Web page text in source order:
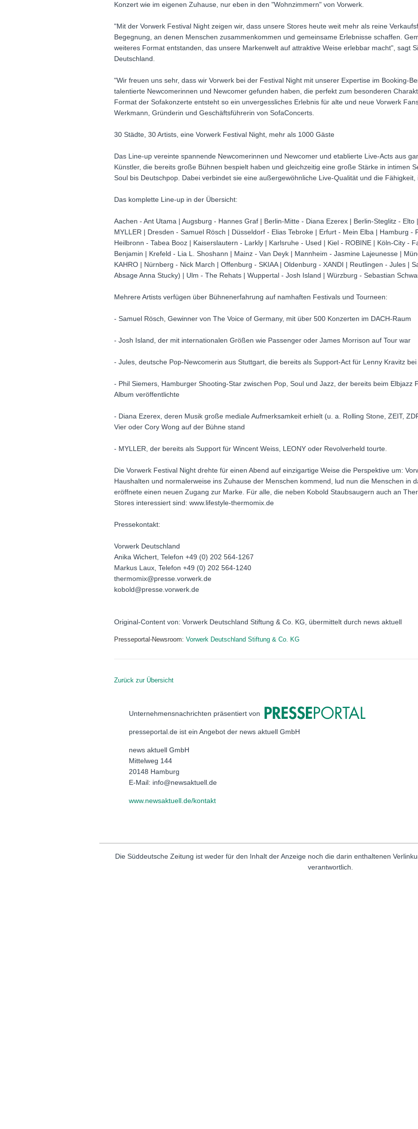
Konzert wie im eigenen Zuhause, nur eben in den "Wohnzimmern" von Vorwerk.
"Mit der Vorwerk Festival Night zeigen wir, dass unsere Stores heute weit mehr als reine
Begegnung, an denen Menschen zusammenkommen und gemeinsame Erlebnisse schaffen.
weiteres Format entstanden, das unsere Markenwelt auf attraktive Weise erlebbar macht", sagt
Deutschland.
"Wir freuen uns sehr, dass wir Vorwerk bei der Festival Night mit unserer Expertise im Booking-
talentierte Newcomerinnen und Newcomer gefunden haben, die perfekt zum besonderen
Format der Sofakonzerte entsteht so ein unvergessliches Erlebnis für alte und neue Vorwerk
Werkmann, Gründerin und Geschäftsführerin von SofaConcerts.
30 Städte, 30 Artists, eine Vorwerk Festival Night, mehr als 1000 Gäste
Das Line-up vereinte spannende Newcomerinnen und Newcomer und etablierte Live-Acts aus
Künstler, die bereits große Bühnen bespielt haben und gleichzeitig eine große Stärke in intimen
Soul bis Deutschpop. Dabei verbindet sie eine außergewöhnliche Live-Qualität und die
Das komplette Line-up in der Übersicht:
Aachen - Ant Utama | Augsburg - Hannes Graf | Berlin-Mitte - Diana Ezerex | Berlin-Steglitz -
MYLLER | Dresden - Samuel Rösch | Düsseldorf - Elias Tebroke | Erfurt - Mein Elba | Hamburg -
Heilbronn - Tabea Booz | Kaiserslautern - Larkly | Karlsruhe - Used | Kiel - ROBINE | Köln-City -
Benjamin | Krefeld - Lia L. Shoshann | Mainz - Van Deyk | Mannheim - Jasmine Lajeunesse |
KAHRO | Nürnberg - Nick March | Offenburg - SKIAA | Oldenburg - XANDI | Reutlingen - Jules |
Absage Anna Stucky) | Ulm - The Rehats | Wuppertal - Josh Island | Würzburg - Sebastian
Mehrere Artists verfügen über Bühnenerfahrung auf namhaften Festivals und Tourneen:
- Samuel Rösch, Gewinner von The Voice of Germany, mit über 500 Konzerten im DACH-Raum
- Josh Island, der mit internationalen Größen wie Passenger oder James Morrison auf Tour war
- Jules, deutsche Pop-Newcomerin aus Stuttgart, die bereits als Support-Act für Lenny Kravitz
- Phil Siemers, Hamburger Shooting-Star zwischen Pop, Soul und Jazz, der bereits beim Elbjazz
Album veröffentlichte
- Diana Ezerex, deren Musik große mediale Aufmerksamkeit erhielt (u. a. Rolling Stone, ZEIT,
Vier oder Cory Wong auf der Bühne stand
- MYLLER, der bereits als Support für Wincent Weiss, LEONY oder Revolverheld tourte.
Die Vorwerk Festival Night drehte für einen Abend auf einzigartige Weise die Perspektive um:
Haushalten und normalerweise ins Zuhause der Menschen kommend, lud nun die Menschen in
eröffnete einen neuen Zugang zur Marke. Für alle, die neben Kobold Staubsaugern auch an
Stores interessiert sind: www.lifestyle-thermomix.de
Pressekontakt:
Vorwerk Deutschland
Anika Wichert, Telefon +49 (0) 202 564-1267
Markus Laux, Telefon +49 (0) 202 564-1240
thermomix@presse.vorwerk.de
kobold@presse.vorwerk.de
Original-Content von: Vorwerk Deutschland Stiftung & Co. KG, übermittelt durch news aktuell
Presseportal-Newsroom: Vorwerk Deutschland Stiftung & Co. KG
Zurück zur Übersicht
Unternehmensnachrichten präsentiert von
presseportal.de ist ein Angebot der news aktuell GmbH
news aktuell GmbH
Mittelweg 144
20148 Hamburg
E-Mail: info@newsaktuell.de
www.newsaktuell.de/kontakt
Die Süddeutsche Zeitung ist weder für den Inhalt der Anzeige noch die darin enthaltenen
verantwortlich.